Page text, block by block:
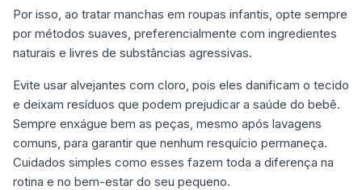
Por isso, ao tratar manchas em roupas infantis, opte sempre
por métodos suaves, preferencialmente com ingredientes
naturais e livres de substâncias agressivas.
Evite usar alvejantes com cloro, pois eles danificam o tecido
e deixam resíduos que podem prejudicar a saúde do bebê.
Sempre enxágue bem as peças, mesmo após lavagens
comuns, para garantir que nenhum resquício permaneça.
Cuidados simples como esses fazem toda a diferença na
rotina e no bem-estar do seu pequeno.